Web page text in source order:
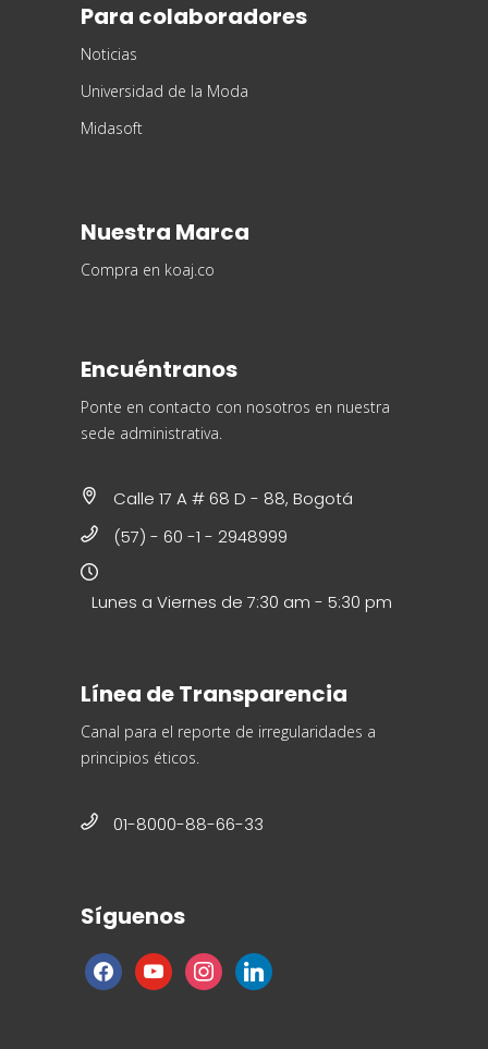
Para colaboradores
Noticias
Universidad de la Moda
Midasoft
Nuestra Marca
Compra en koaj.co
Encuéntranos
Ponte en contacto con nosotros en nuestra
sede administrativa.
Calle 17 A # 68 D - 88, Bogotá
(57) - 60 -1 - 2948999
Lunes a Viernes de 7:30 am - 5:30 pm
Línea de Transparencia
Canal para el reporte de irregularidades a
principios éticos.
01-8000-88-66-33
Síguenos
facebookyoutubeinstagram
linkedin